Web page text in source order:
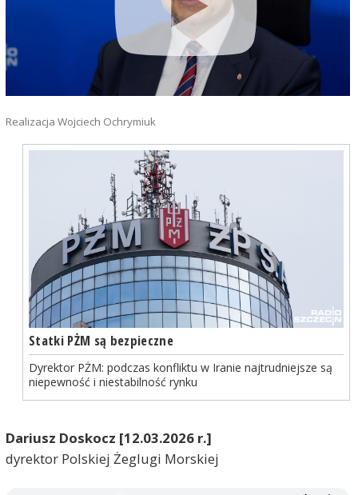
Realizacja Wojciech Ochrymiuk
Statki PŻM są bezpieczne
Dyrektor PŻM: podczas konfliktu w Iranie najtrudniejsze są
niepewność i niestabilność rynku
Dariusz Doskocz [12.03.2026 r.]
dyrektor Polskiej Żeglugi Morskiej